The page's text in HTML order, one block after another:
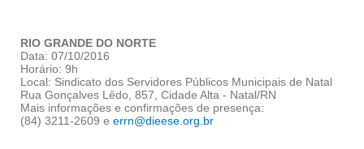
RIO GRANDE DO NORTE
Data: 07/10/2016
Horário: 9h
Local: Sindicato dos Servidores Públicos Municipais de Natal
Rua Gonçalves Lêdo, 857, Cidade Alta - Natal/RN
Mais informações e confirmações de presença:
(84) 3211-2609 e errn@dieese.org.br